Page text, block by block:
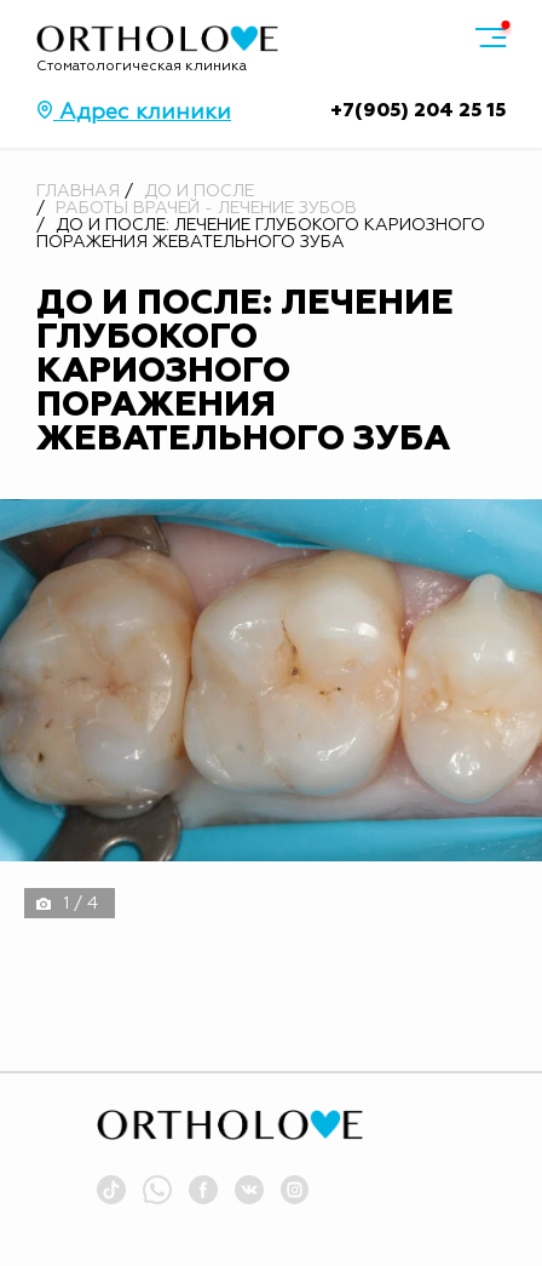
Стоматологическая клиника
Адрес клиники +7(905) 204 25 15
ГЛАВНАЯ
ДО И ПОСЛЕ
РАБОТЫ ВРАЧЕЙ - ЛЕЧЕНИЕ ЗУБОВ
ДО И ПОСЛЕ: ЛЕЧЕНИЕ ГЛУБОКОГО КАРИОЗНОГО
ПОРАЖЕНИЯ ЖЕВАТЕЛЬНОГО ЗУБА
ДО И ПОСЛЕ: ЛЕЧЕНИЕ
ГЛУБОКОГО
КАРИОЗНОГО
ПОРАЖЕНИЯ
ЖЕВАТЕЛЬНОГО ЗУБА
1 / 4